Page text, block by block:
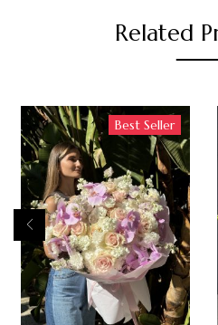
Related
Best Seller